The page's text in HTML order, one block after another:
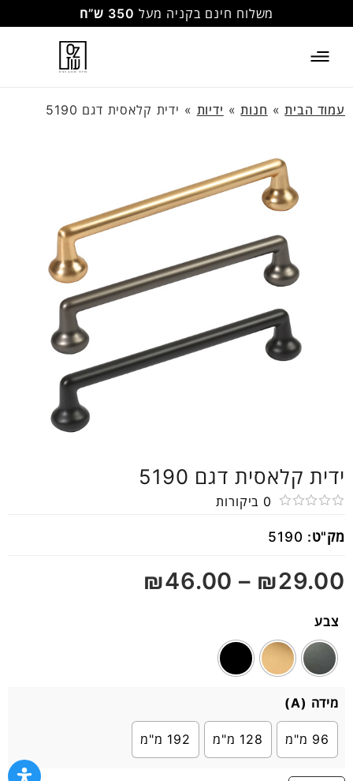
משלוח חינם בקניה מעל 350 ש”ח
עמוד הבית» חנות» ידיות » ידית קלאסית דגם 5190
ידית קלאסית דגם 5190
0
5
0 ביקורות
מק"ט: 5190
₪29.00
–
₪46.00
צבע
מידה (A)
96 מ"מ 128 מ"מ 192 מ"מ